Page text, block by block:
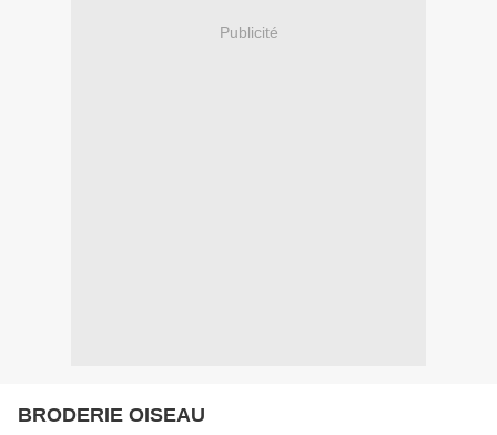
Publicité
BRODERIE OISEAU